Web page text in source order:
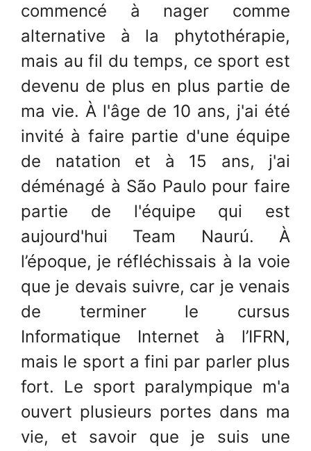
commencé à nager comme
alternative à la phytothérapie,
mais au fil du temps, ce sport est
devenu de plus en plus partie de
ma vie. À l'âge de 10 ans, j'ai été
invité à faire partie d'une équipe
de natation et à 15 ans, j'ai
déménagé à São Paulo pour faire
partie de l'équipe qui est
aujourd'hui Team Naurú. À
l’époque, je réfléchissais à la voie
que je devais suivre, car je venais
de terminer le cursus
Informatique Internet à l’IFRN,
mais le sport a fini par parler plus
fort. Le sport paralympique m'a
ouvert plusieurs portes dans ma
vie, et savoir que je suis une